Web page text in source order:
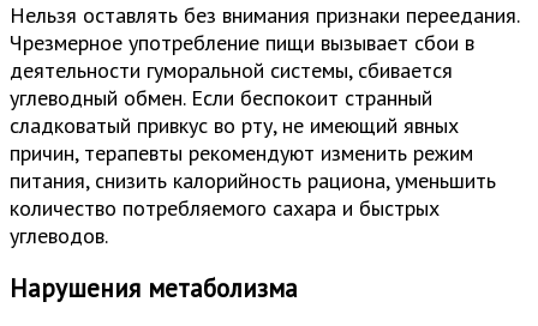
Нельзя оставлять без внимания признаки переедания.
Чрезмерное употребление пищи вызывает сбои в
деятельности гуморальной системы, сбивается
углеводный обмен. Если беспокоит странный
сладковатый привкус во рту, не имеющий явных
причин, терапевты рекомендуют изменить режим
питания, снизить калорийность рациона, уменьшить
количество потребляемого сахара и быстрых
углеводов.
Нарушения метаболизма